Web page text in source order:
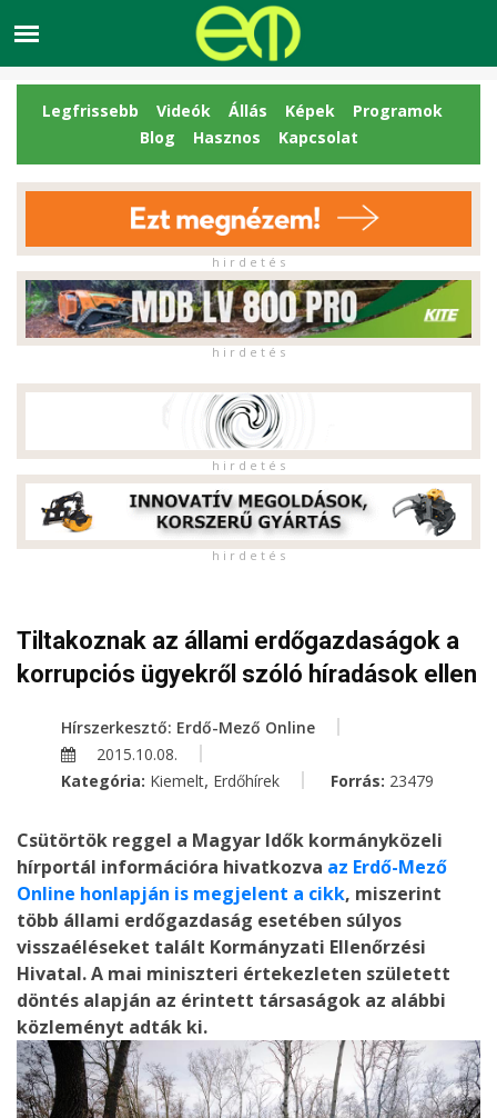
Legfrissebb Videók Állás Képek
Programok
Blog
Hasznos Kapcsolat
h i r d e t é s
h i r d e t é s
h i r d e t é s
h i r d e t é s
Tiltakoznak az állami erdőgazdaságok a
korrupciós ügyekről szóló híradások ellen
Hírszerkesztő: Erdő-Mező Online
2015.10.08.
Kategória: Kiemelt, Erdőhírek Forrás: 23479
Csütörtök reggel a Magyar Idők kormányközeli
hírportál információra hivatkozva az Erdő-Mező
Online honlapján is megjelent a cikk, miszerint
több állami erdőgazdaság esetében súlyos
visszaéléseket talált Kormányzati Ellenőrzési
Hivatal. A mai miniszteri értekezleten született
döntés alapján az érintett társaságok az alábbi
közleményt adták ki.